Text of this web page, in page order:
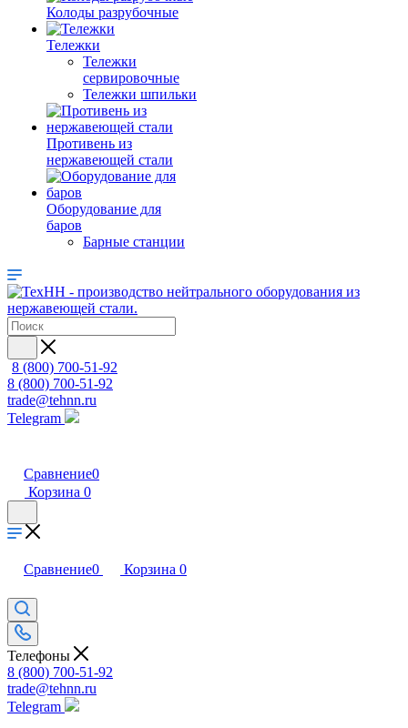
Колоды разрубочные
Тележки
Тележки
сервировочные
Тележки шпильки
Противень из
нержавеющей стали
Оборудование для
баров
Барные станции
8 (800) 700-51-92
8 (800) 700-51-92
trade@tehnn.ru
Telegram
Сравнение0
Корзина 0
Сравнение0 Корзина 0
Телефоны
8 (800) 700-51-92
trade@tehnn.ru
Telegram